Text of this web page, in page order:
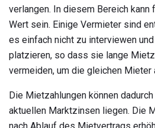
verlangen. In diesem Bereich kann
Wert sein. Einige Vermieter sind
es einfach nicht zu interviewen
platzieren, so dass sie lange
vermeiden, um die gleichen Mieter
Die Mietzahlungen können
aktuellen Marktzinsen liegen. Die